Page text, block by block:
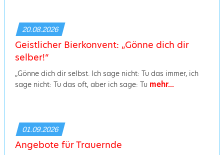
20.08.2026
Geistlicher Bierkonvent: „Gönne dich dir
selber!“
„Gönne dich dir selbst. Ich sage nicht: Tu das immer, ich
sage nicht: Tu das oft, aber ich sage: Tu mehr...
01.09.2026
Angebote für Trauernde